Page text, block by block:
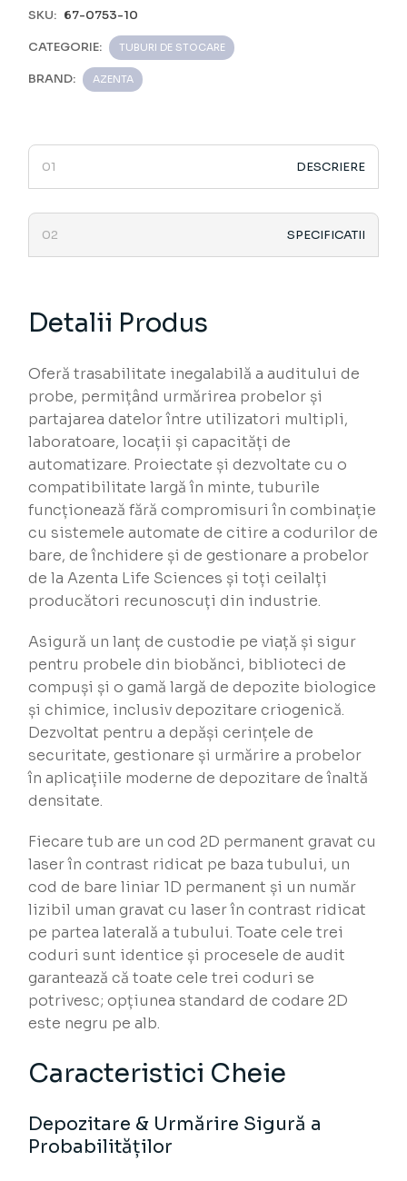
SKU: 67-0753-10
CATEGORIE: TUBURI DE STOCARE
BRAND: AZENTA
DESCRIERE
SPECIFICATII
Detalii Produs
Oferă trasabilitate inegalabilă a auditului de
probe, permițând urmărirea probelor și
partajarea datelor între utilizatori multipli,
laboratoare, locații și capacități de
automatizare. Proiectate și dezvoltate cu o
compatibilitate largă în minte, tuburile
funcționează fără compromisuri în combinație
cu sistemele automate de citire a codurilor de
bare, de închidere și de gestionare a probelor
de la Azenta Life Sciences și toți ceilalți
producători recunoscuți din industrie.
Asigură un lanț de custodie pe viață și sigur
pentru probele din biobănci, biblioteci de
compuși și o gamă largă de depozite biologice
și chimice, inclusiv depozitare criogenică.
Dezvoltat pentru a depăși cerințele de
securitate, gestionare și urmărire a probelor
în aplicațiile moderne de depozitare de înaltă
densitate.
Fiecare tub are un cod 2D permanent gravat cu
laser în contrast ridicat pe baza tubului, un
cod de bare liniar 1D permanent și un număr
lizibil uman gravat cu laser în contrast ridicat
pe partea laterală a tubului. Toate cele trei
coduri sunt identice și procesele de audit
garantează că toate cele trei coduri se
potrivesc; opțiunea standard de codare 2D
este negru pe alb.
Caracteristici Cheie
Depozitare & Urmărire Sigură a
Probabilităților